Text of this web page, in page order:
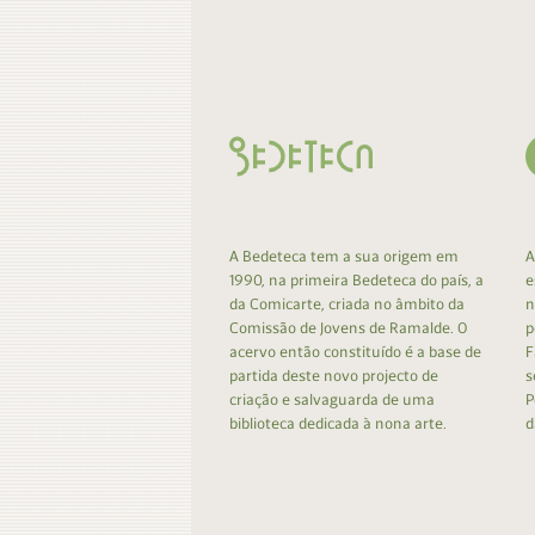
A Bedeteca tem a sua origem em
1990, na primeira Bedeteca do país, a
da Comicarte, criada no âmbito da
Comissão de Jovens de Ramalde. O
acervo então constituído é a base de
partida deste novo projecto de
criação e salvaguarda de uma
biblioteca dedicada à nona arte.